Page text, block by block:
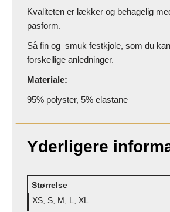
Kvaliteten er lækker og behagelig
pasform.
Så fin og smuk festkjole, som du
forskellige anledninger.
Materiale:
95% polyster, 5% elastane
Yderligere
Størrelse
XS, S, M, L, XL